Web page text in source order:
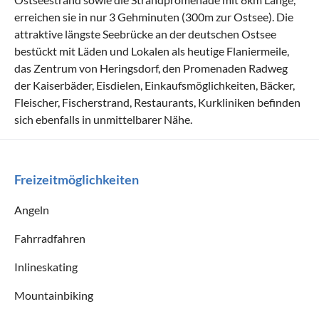
erreichen sie in nur 3 Gehminuten (300m zur Ostsee). Die
attraktive längste Seebrücke an der deutschen Ostsee
bestückt mit Läden und Lokalen als heutige Flaniermeile,
das Zentrum von Heringsdorf, den Promenaden Radweg
der Kaiserbäder, Eisdielen, Einkaufsmöglichkeiten, Bäcker,
Fleischer, Fischerstrand, Restaurants, Kurkliniken befinden
sich ebenfalls in unmittelbarer Nähe.
Freizeitmöglichkeiten
Angeln
Fahrradfahren
Inlineskating
Mountainbiking